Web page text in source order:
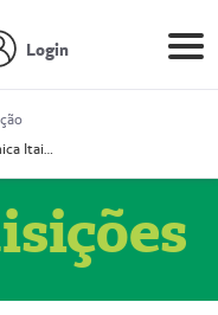
Login
Prestador Clínica Itaipú Ltda (51004348-2)